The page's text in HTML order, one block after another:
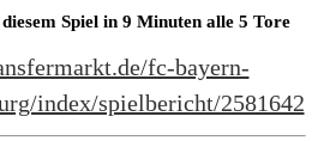
Spiel in 9 Minuten alle 5 Tore
fc-bayern-
index/spielbericht/2581642